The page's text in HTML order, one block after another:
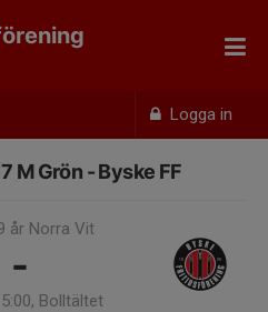
Logga in
M Grön - Byske FF
år Norra Vit
-
Bolltältet